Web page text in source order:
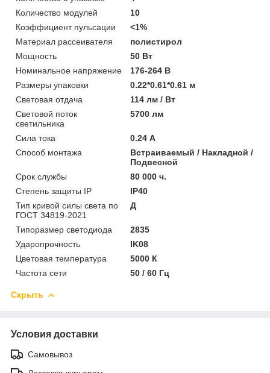
Количество модулей
10
Коэффициент пульсации
<1%
Материал рассеивателя
полистирол
Мощность
50 Вт
Номинальное напряжение
176-264 В
Размеры упаковки
0.22*0.61*0.61 м
Световая отдача
114 лм / Вт
Световой поток
светильника
5700 лм
Сила тока
0.24 А
Способ монтажа
Встраиваемый / Накладной /
Подвесной
Срок службы
80 000 ч.
Степень защиты IP
IP40
Тип кривой силы света по
ГОСТ 34819-2021
Д
Типоразмер светодиода
2835
Ударопрочность
IK08
Цветовая температура
5000 К
Частота сети
50 / 60 Гц
Скрыть
Условия доставки
Самовывоз